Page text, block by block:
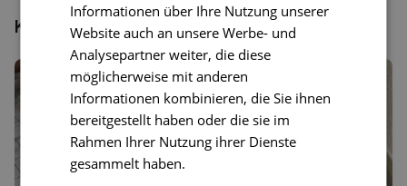
Könnte dir auch gefallen
Informationen über Ihre Nutzung unserer
Website auch an unsere Werbe- und
Analysepartner weiter, die diese
möglicherweise mit anderen
Informationen kombinieren, die Sie ihnen
bereitgestellt haben oder die sie im
Rahmen Ihrer Nutzung ihrer Dienste
gesammelt haben.